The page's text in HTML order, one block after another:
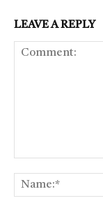
LEAVE A REPLY